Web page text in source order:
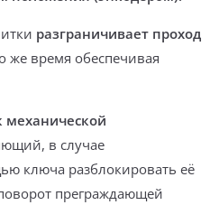
разграничивает проход
же время обеспечивая
механической
в случае
ключа разблокировать её
преграждающей